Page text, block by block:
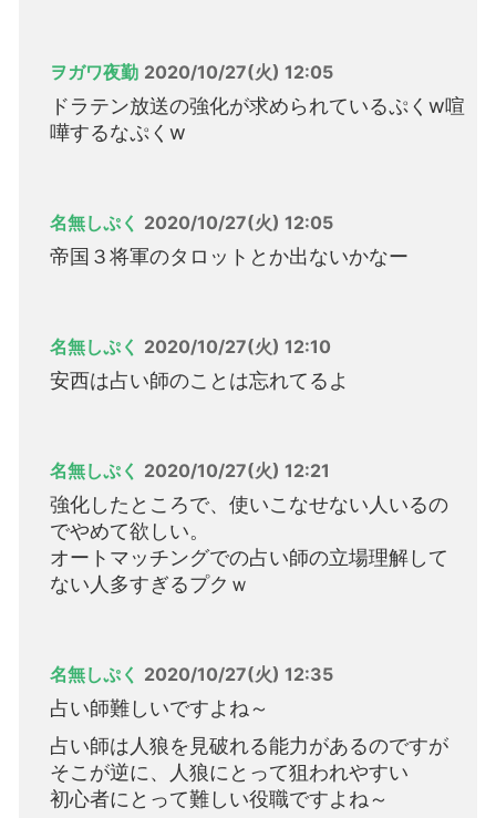
ヲガワ夜勤 2020/10/27(火) 12:05
ドラテン放送の強化が求められているぷくw喧
嘩するなぷくw
名無しぷく 2020/10/27(火) 12:05
帝国３将軍のタロットとか出ないかなー
名無しぷく 2020/10/27(火) 12:10
安西は占い師のことは忘れてるよ
名無しぷく 2020/10/27(火) 12:21
強化したところで、使いこなせない人いるの
でやめて欲しい。
オートマッチングでの占い師の立場理解して
ない人多すぎるプクｗ
名無しぷく 2020/10/27(火) 12:35
占い師難しいですよね～
占い師は人狼を見破れる能力があるのですが
そこが逆に、人狼にとって狙われやすい
初心者にとって難しい役職ですよね～